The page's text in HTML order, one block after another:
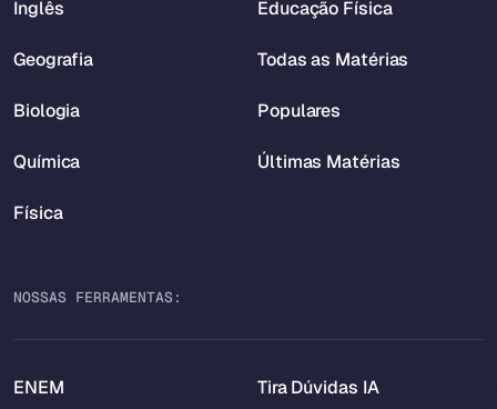
Inglês
Geografia
Biologia
Química
Física
Educação Física
Todas as Matérias
Populares
Últimas Matérias
NOSSAS FERRAMENTAS:
ENEM Tira Dúvidas IA